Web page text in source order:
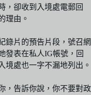
，卻收到入境處電郵回
理由。
錄片的預告片段，號召網
發表在私人IG帳號，回
境處也一字不漏地列出。
，告訴你說，你不要對政